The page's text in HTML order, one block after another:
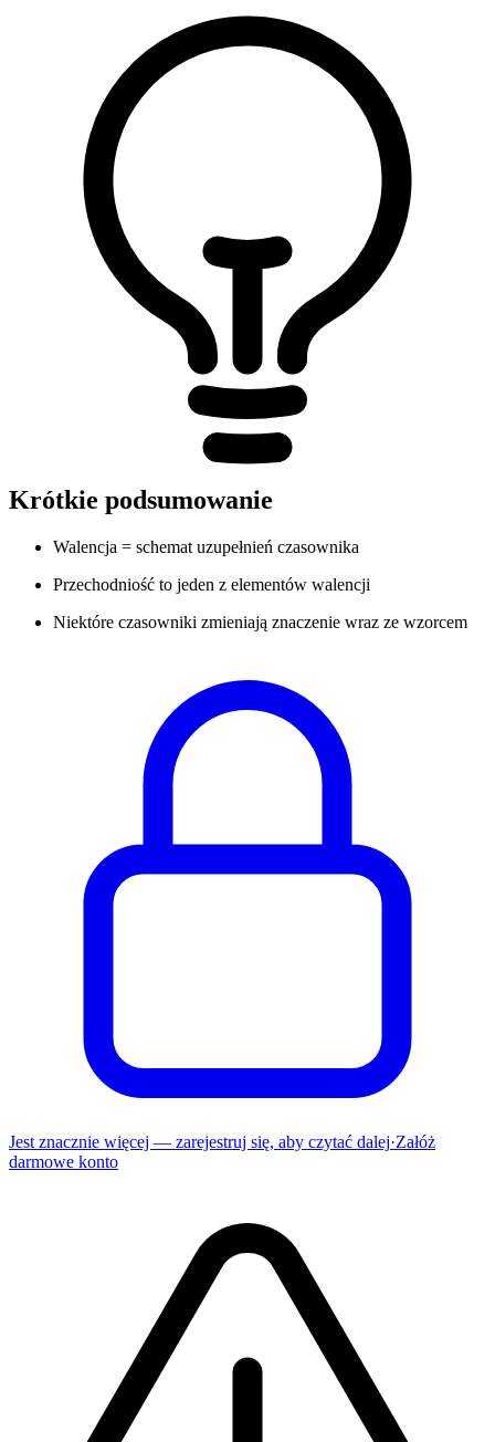
Krótkie podsumowanie
Walencja = schemat uzupełnień czasownika
Przechodniość to jeden z elementów walencji
Niektóre czasowniki zmieniają znaczenie wraz ze wzorcem
Jest znacznie więcej — zarejestruj się, aby czytać dalej·Załóż
darmowe konto